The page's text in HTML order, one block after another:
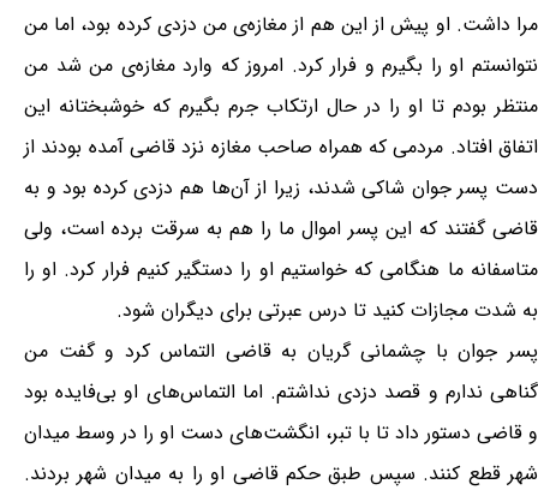
مرا داشت. او پیش از این هم از مغازه‌ی من دزدی کرده بود، اما من
نتوانستم او را بگیرم و فرار کرد. امروز که وارد مغازه‌ی من شد من
منتظر بودم تا او را در حال ارتکاب جرم بگیرم که خوشبختانه این
اتفاق افتاد. مردمی که همراه صاحب مغازه نزد قاضی آمده بودند از
دست پسر جوان شاکی شدند، زیرا از آن‌ها هم دزدی کرده بود و به
قاضی گفتند که این پسر اموال ما را هم به سرقت برده است، ولی
متاسفانه ما هنگامی که خواستیم او را دستگیر کنیم فرار کرد. او را
به شدت مجازات کنید تا درس عبرتی برای دیگران شود.
پسر جوان با چشمانی گریان به قاضی التماس کرد و گفت من
گناهی ندارم و قصد دزدی نداشتم. اما التماس‌های او بی‌فایده بود
و قاضی دستور داد تا با تبر، انگشت‌های دست او را در وسط میدان
شهر قطع کنند. سپس طبق حکم قاضی او را به میدان شهر بردند.